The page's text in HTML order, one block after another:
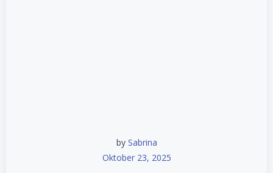
by Sabrina
Oktober 23, 2025